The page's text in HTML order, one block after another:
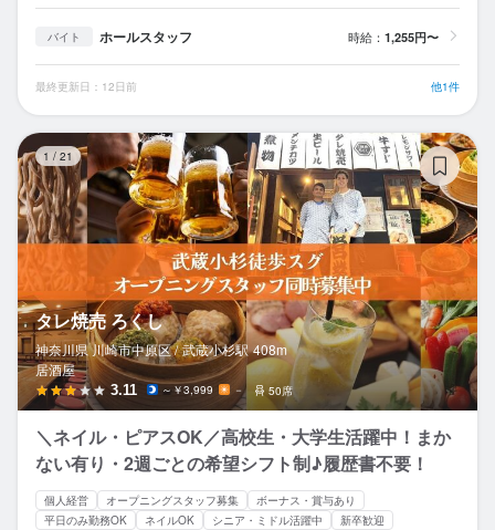
バイト ホールスタッフ 時給： 1,255円〜
最終更新日：12日前 他1件
1 / 21
タレ焼売 ろくし
神奈川県 川崎市中原区 / 武蔵小杉駅 408m
居酒屋
3.11 ～￥3,999 － 50席
＼ネイル・ピアスOK／高校生・大学生活躍中！まか
ない有り・2週ごとの希望シフト制♪履歴書不要！
個人経営 オープニングスタッフ募集
ボーナス・賞与あり
平日のみ勤務OK
ネイルOK シニア・ミドル活躍中 新卒歓迎